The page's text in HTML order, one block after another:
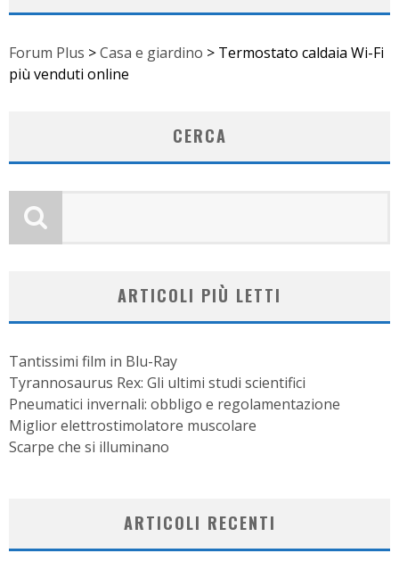
Forum Plus >Casa e giardino > Termostato caldaia Wi-Fi
più venduti online
CERCA
ARTICOLI PIÙ LETTI
Tantissimi film in Blu-Ray
Tyrannosaurus Rex: Gli ultimi studi scientifici
Pneumatici invernali: obbligo e regolamentazione
Miglior elettrostimolatore muscolare
Scarpe che si illuminano
ARTICOLI RECENTI